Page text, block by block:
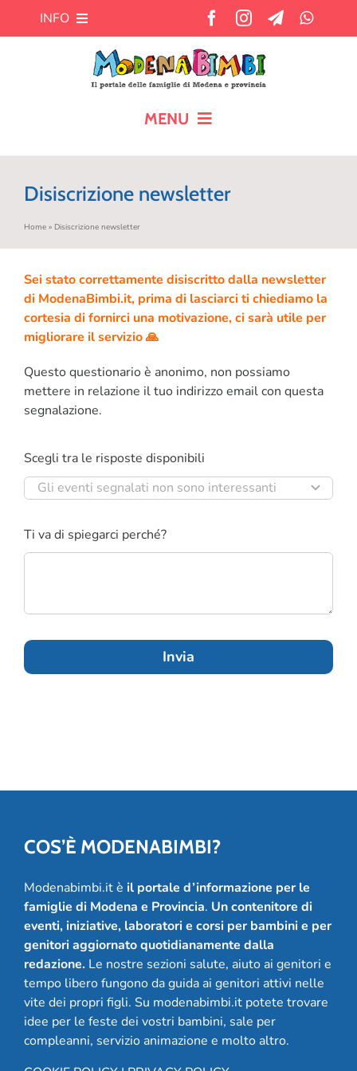
INFO
Chi siamo
Newsletter
Contatti
MENU
AIUTO AI GENITORI
TEMPO LIBERO
CORSI
PUBBLICITÀ
Disiscrizione newsletter
Home» Disiscrizione newsletter
Sei stato correttamente disiscritto dalla newsletter
di ModenaBimbi.it, prima di lasciarci ti chiediamo la
cortesia di fornirci una motivazione, ci sarà utile per
migliorare il servizio 🙏
Questo questionario è anonimo, non possiamo
mettere in relazione il tuo indirizzo email con questa
segnalazione.
Scegli tra le risposte disponibili
Ti va di spiegarci perché?
Invia
COS’È MODENABIMBI?
Modenabimbi.it è il portale d’informazione per le
famiglie di Modena e Provincia. Un contenitore di
eventi, iniziative, laboratori e corsi per bambini e per
genitori aggiornato quotidianamente dalla
redazione. Le nostre sezioni salute, aiuto ai genitori e
tempo libero fungono da guida ai genitori attivi nelle
vite dei propri figli. Su modenabimbi.it potete trovare
idee per le feste dei vostri bambini, sale per
compleanni, servizio animazione e molto altro.